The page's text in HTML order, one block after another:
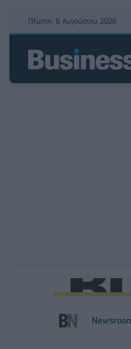
Πέμπτη, 6 Αυγούστου 2026